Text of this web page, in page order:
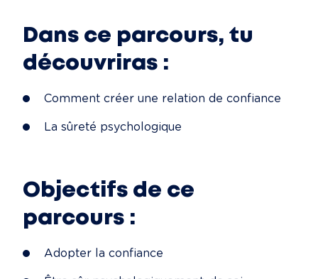
Dans ce parcours, tu
découvriras :
Comment créer une relation de confiance
La sûreté psychologique
Objectifs de ce
parcours :
Adopter la confiance